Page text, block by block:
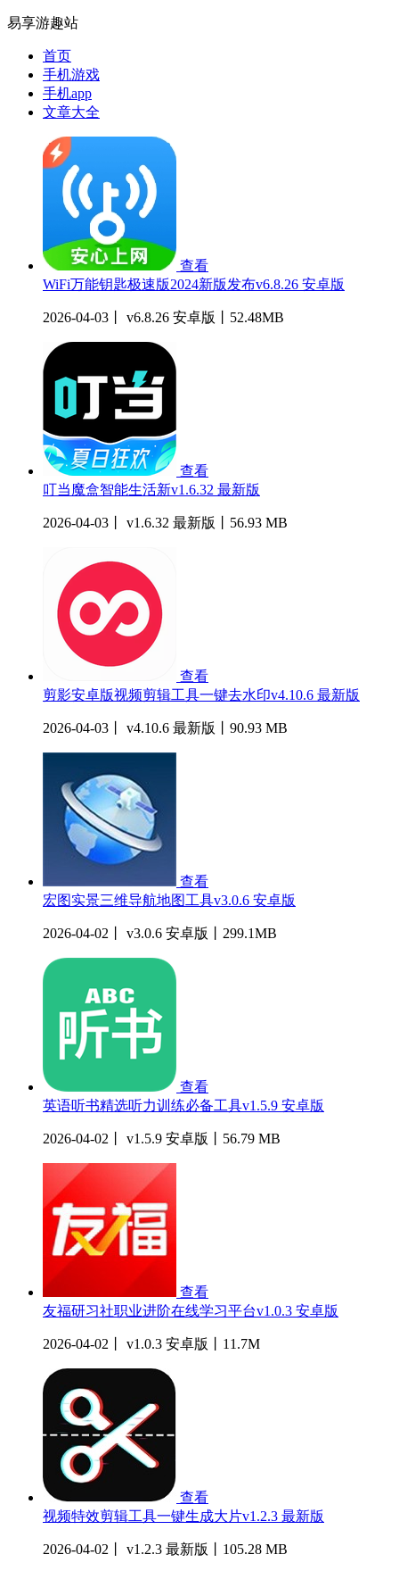
易享游趣站
首页
手机游戏
手机app
文章大全
查看
WiFi万能钥匙极速版2024新版发布v6.8.26 安卓版
2026-04-03丨 v6.8.26 安卓版丨52.48MB
查看
叮当魔盒智能生活新v1.6.32 最新版
2026-04-03丨 v1.6.32 最新版丨56.93 MB
查看
剪影安卓版视频剪辑工具一键去水印v4.10.6 最新版
2026-04-03丨 v4.10.6 最新版丨90.93 MB
查看
宏图实景三维导航地图工具v3.0.6 安卓版
2026-04-02丨 v3.0.6 安卓版丨299.1MB
查看
英语听书精选听力训练必备工具v1.5.9 安卓版
2026-04-02丨 v1.5.9 安卓版丨56.79 MB
查看
友福研习社职业进阶在线学习平台v1.0.3 安卓版
2026-04-02丨 v1.0.3 安卓版丨11.7M
查看
视频特效剪辑工具一键生成大片v1.2.3 最新版
2026-04-02丨 v1.2.3 最新版丨105.28 MB